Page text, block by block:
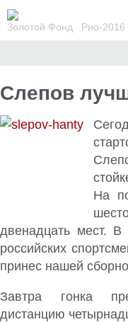
Золотой Фонд Рио-2016
Слепов
На
двенадцать мест. В
российских
принес нашей
Завтра гонка
дистанцию